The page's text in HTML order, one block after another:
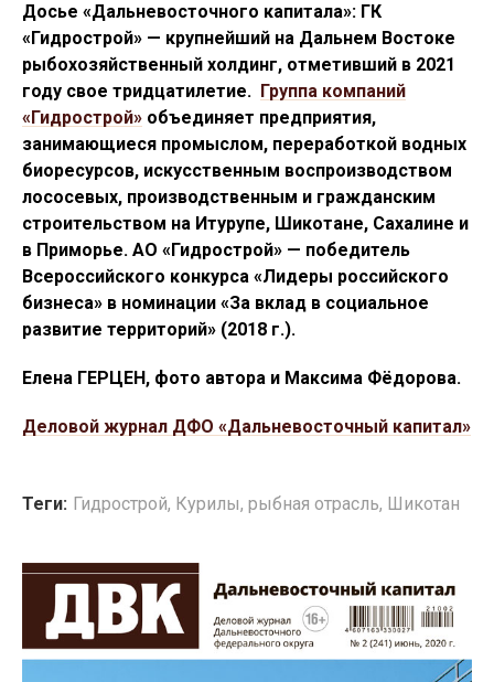
Досье «Дальневосточного капитала»: ГК
«Гидрострой» — крупнейший на Дальнем Востоке
рыбохозяйственный холдинг, отметивший в 2021
году свое тридцатилетие. Группа компаний
«Гидрострой» объединяет предприятия,
занимающиеся промыслом, переработкой водных
биоресурсов, искусственным воспроизводством
лососевых, производственным и гражданским
строительством на Итурупе, Шикотане, Сахалине и
в Приморье. АО «Гидрострой» — победитель
Всероссийского конкурса «Лидеры российского
бизнеса» в номинации «За вклад в социальное
развитие территорий» (2018 г.).
Елена ГЕРЦЕН, фото автора и Максима Фёдорова.
Деловой журнал ДФО «Дальневосточный капитал»
Теги: Гидрострой, Курилы, рыбная отрасль, Шикотан